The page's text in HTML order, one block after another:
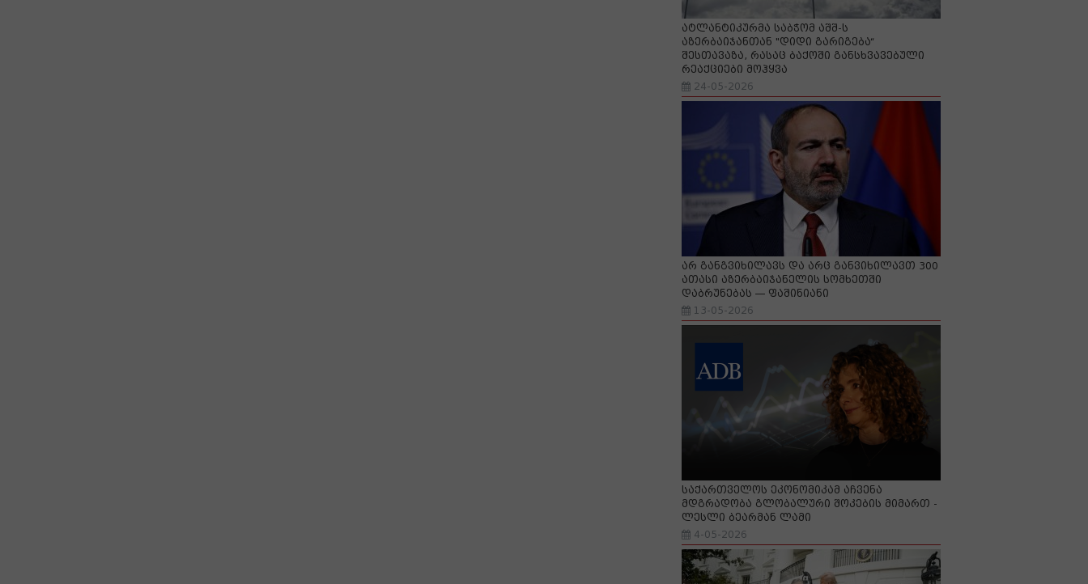
ატლანტიკურმა საბჭომ აშშ-ს
აზერბაიჯანთან "დიდი გარიგება“
შესთავაზა, რასაც ბაქოში განსხვავებული
რეაქციები მოჰყვა
24-05-2026
არ განგვიხილავს და არც განვიხილავთ 300
ათასი აზერბაიჯანელის სომხეთში
დაბრუნებას — ფაშინიანი
13-05-2026
საქართველოს ეკონომიკამ აჩვენა
მდგრადობა გლობალური შოკების მიმართ -
ლესლი ბეარმან ლამი
4-05-2026